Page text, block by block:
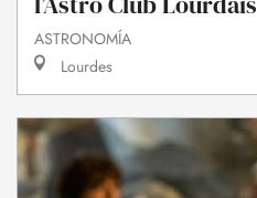
ASTRONOMÍA
Lourdes